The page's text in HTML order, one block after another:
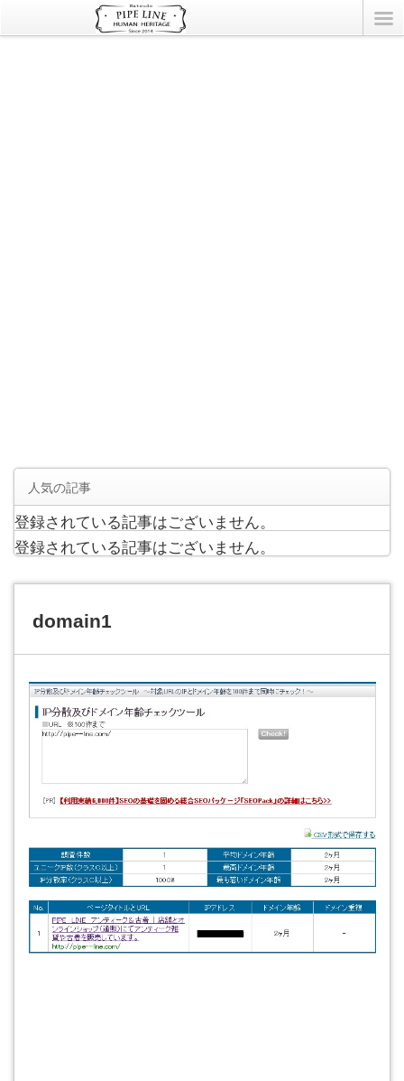
人気の記事
登録されている記事はございません。
登録されている記事はございません。
domain1